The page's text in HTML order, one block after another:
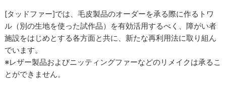
[タッドファー]では、毛皮製品のオーダーを承る際に作るトワ
ル（別の生地を使った試作品）を有効活用するべく、障がい者
施設をはじめとする各方面と共に、新たな再利用法に取り組ん
でいます。
※レザー製品およびニッティングファーなどのリメイクは承るこ
とができません。